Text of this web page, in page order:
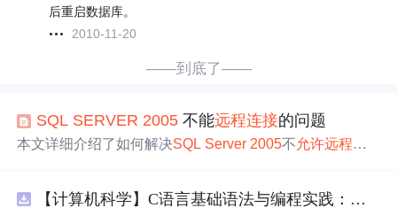
后重启数据库。
2010-11-20
——到底了——
SQL SERVER 2005 不能远程连接的问题
本文详细介绍了如何解决SQL Server 2005不允许远程连
【计算机科学】C语言基础语法与编程实践：湖南科技大学期末考试核心知识点解析